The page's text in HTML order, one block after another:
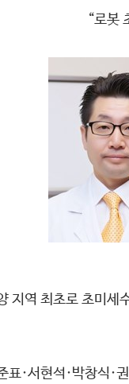
“로봇
지역 최초로 초미세
표·서현석·박창식